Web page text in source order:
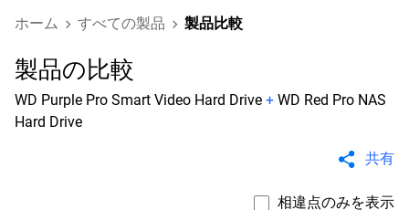
ホーム すべての製品 製品比較
製品の比較
WD Purple Pro Smart Video Hard Drive + WD Red Pro NAS
Hard Drive
共有
相違点のみを表示